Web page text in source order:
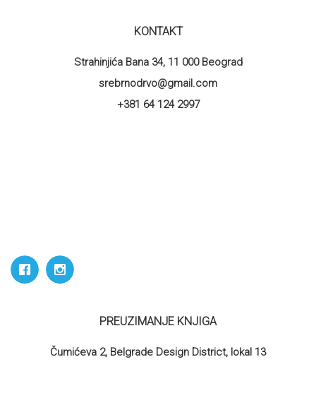
KONTAKT
Strahinjića Bana 34, 11 000 Beograd
srebrnodrvo@gmail.com
+381 64 124 2997
PREUZIMANJE KNJIGA
Čumićeva 2, Belgrade Design District, lokal 13